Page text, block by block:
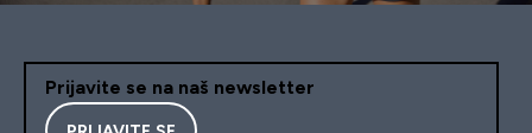
Prijavite se na naš newsletter